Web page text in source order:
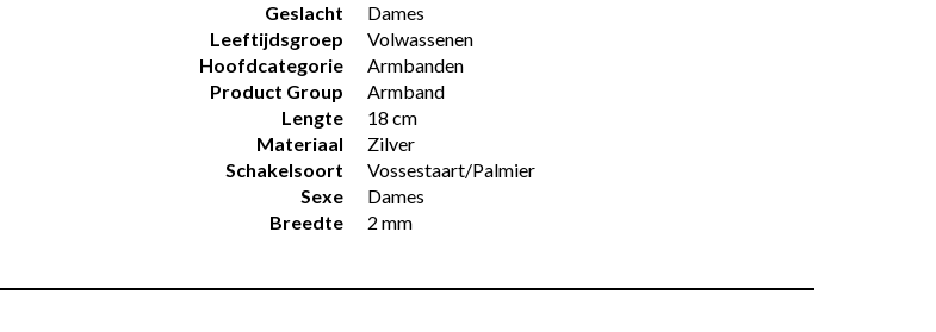
Geslacht
Dames
Leeftijdsgroep
Volwassenen
Hoofdcategorie
Armbanden
Product Group
Armband
Lengte
18 cm
Materiaal
Zilver
Schakelsoort
Vossestaart/Palmier
Sexe
Dames
Breedte
2 mm